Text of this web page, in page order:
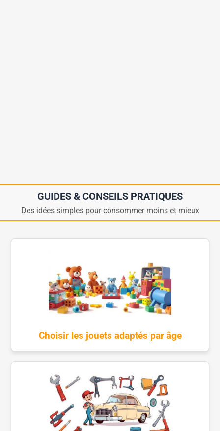
GUIDES & CONSEILS PRATIQUES
Des idées simples pour consommer moins et mieux
Choisir les jouets adaptés par âge